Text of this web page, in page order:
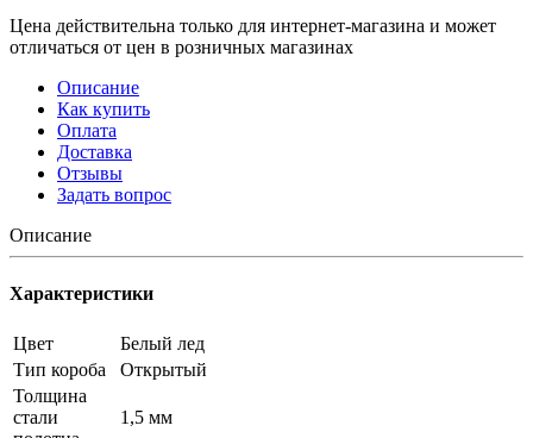
Цена действительна только для интернет-магазина и может
отличаться от цен в розничных магазинах
Описание
Как купить
Оплата
Доставка
Отзывы
Задать вопрос
Описание
Характеристики
Цвет
Белый лед
Тип короба
Открытый
Толщина
стали
1,5 мм